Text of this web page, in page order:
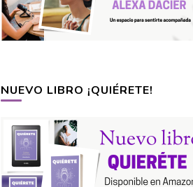
NUEVO LIBRO ¡QUIÉRETE!